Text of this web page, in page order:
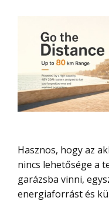
Hasznos, hogy az akkumulátor kivehető. Akinek
nincs lehetősége a
garázsba vinni,
energiaforrást és